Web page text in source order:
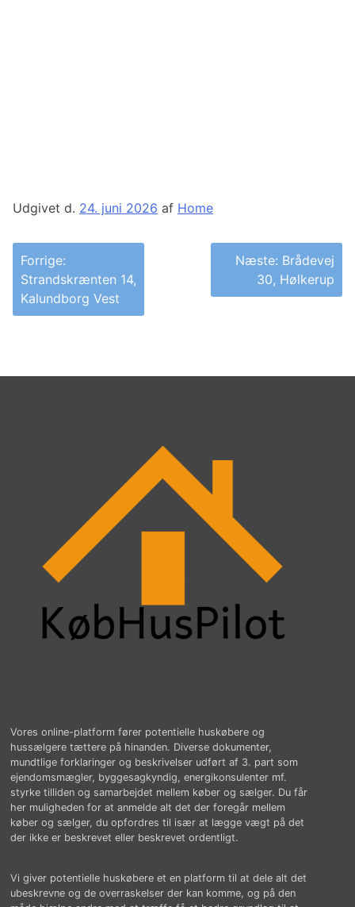
Udgivet d. 24. juni 2026 af Home
Indlægsnavigation
Forrige:
Strandskrænten 14,
Kalundborg Vest
Næste: Brådevej
30, Hølkerup
Vores online-platform fører potentielle huskøbere og
hussælgere tættere på hinanden. Diverse dokumenter,
mundtlige forklaringer og beskrivelser udført af 3. part som
ejendomsmægler, byggesagkyndig, energikonsulenter mf.
styrke tilliden og samarbejdet mellem køber og sælger. Du får
her muligheden for at anmelde alt det der foregår mellem
køber og sælger, du opfordres til især at lægge vægt på det
der ikke er beskrevet eller beskrevet ordentligt.
Vi giver potentielle huskøbere et en platform til at dele alt det
ubeskrevne og de overraskelser der kan komme, og på den